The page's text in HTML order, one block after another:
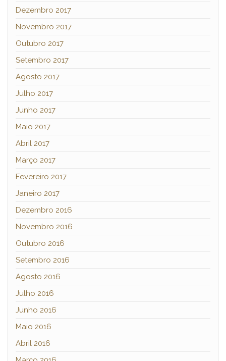
Dezembro 2017
Novembro 2017
Outubro 2017
Setembro 2017
Agosto 2017
Julho 2017
Junho 2017
Maio 2017
Abril 2017
Março 2017
Fevereiro 2017
Janeiro 2017
Dezembro 2016
Novembro 2016
Outubro 2016
Setembro 2016
Agosto 2016
Julho 2016
Junho 2016
Maio 2016
Abril 2016